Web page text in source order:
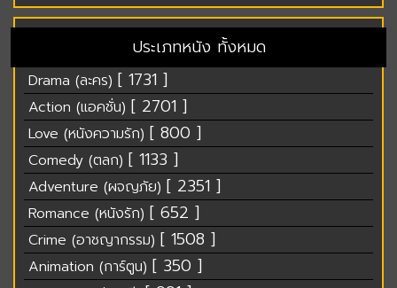
ประเภทหนัง ทั้งหมด
Drama (ละคร) [ 1731 ]
Action (แอคชั่น) [ 2701 ]
Love (หนังความรัก) [ 800 ]
Comedy (ตลก) [ 1133 ]
Adventure (ผจญภัย) [ 2351 ]
Romance (หนังรัก) [ 652 ]
Crime (อาชญากรรม) [ 1508 ]
Animation (การ์ตูน) [ 350 ]